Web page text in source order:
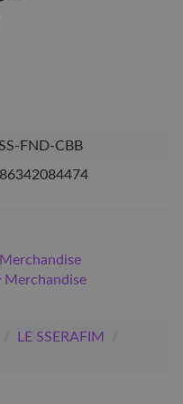
FND-CBB
Merchandise
Merchandise
/ LE SSERAFIM
/